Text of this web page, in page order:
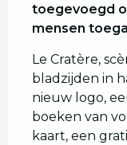
toegevoegd
mensen
Le Cratère,
bladzijden in
nieuw logo,
boeken van
kaart, een